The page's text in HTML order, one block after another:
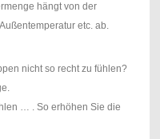
hängt von der
etc. ab.
nicht so recht zu fühlen?
… . So erhöhen Sie die